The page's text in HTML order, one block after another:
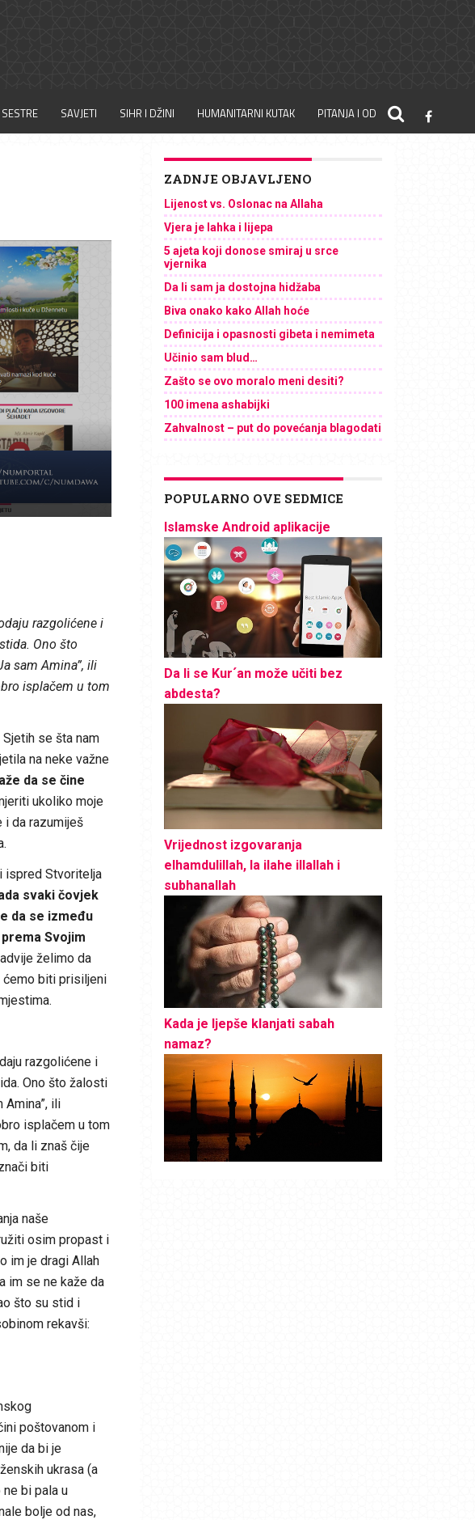
SAVJETI SIHR I DŽINI HUMANITARNI KUTAK PITANJA I ODGOVORI
razgolićene i
Ono što
sam Amina”, ili
isplačem u tom
se šta nam
na neke važne
da se čine
ukoliko moje
i da razumiješ
ispred Stvoritelja
svaki čovjek
da se između
Svojim
želimo da
ćemo biti prisiljeni
razgolićene i
Ono što žalosti
ili
isplačem u tom
da li znaš čije
biti
naše
osim propast i
im je dragi Allah
im se ne kaže da
što su stid i
rekavši:
poštovanom i
da bi je
ukrasa (a
bi pala u
bolje od nas,
ZADNJE OBJAVLJENO
Lijenost vs. Oslonac na Allaha
Vjera je lahka i lijepa
5 ajeta koji donose smiraj u srce
vjernika
Da li sam ja dostojna hidžaba
Biva onako kako Allah hoće
Definicija i opasnosti gibeta i nemimeta
Učinio sam blud…
Zašto se ovo moralo meni desiti?
100 imena ashabijki
Zahvalnost – put do povećanja blagodati
POPULARNO OVE SEDMICE
Islamske Android aplikacije
Da li se Kur´an može učiti bez
abdesta?
Vrijednost izgovaranja
elhamdulillah, la ilahe illallah i
subhanallah
Kada je ljepše klanjati sabah
namaz?